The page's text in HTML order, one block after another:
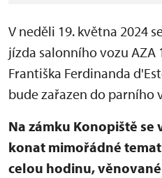
V neděli 19. května 2024
jízda salonního vozu AZA
Františka Ferdinanda
bude zařazen do parního
Na zámku Konopiště
konat mimořádné
celou hodinu,